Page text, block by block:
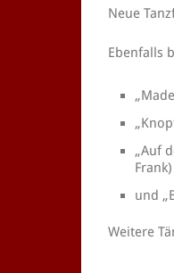
Neue
Ebenfalls
„Auf
Frank)
und
Weitere